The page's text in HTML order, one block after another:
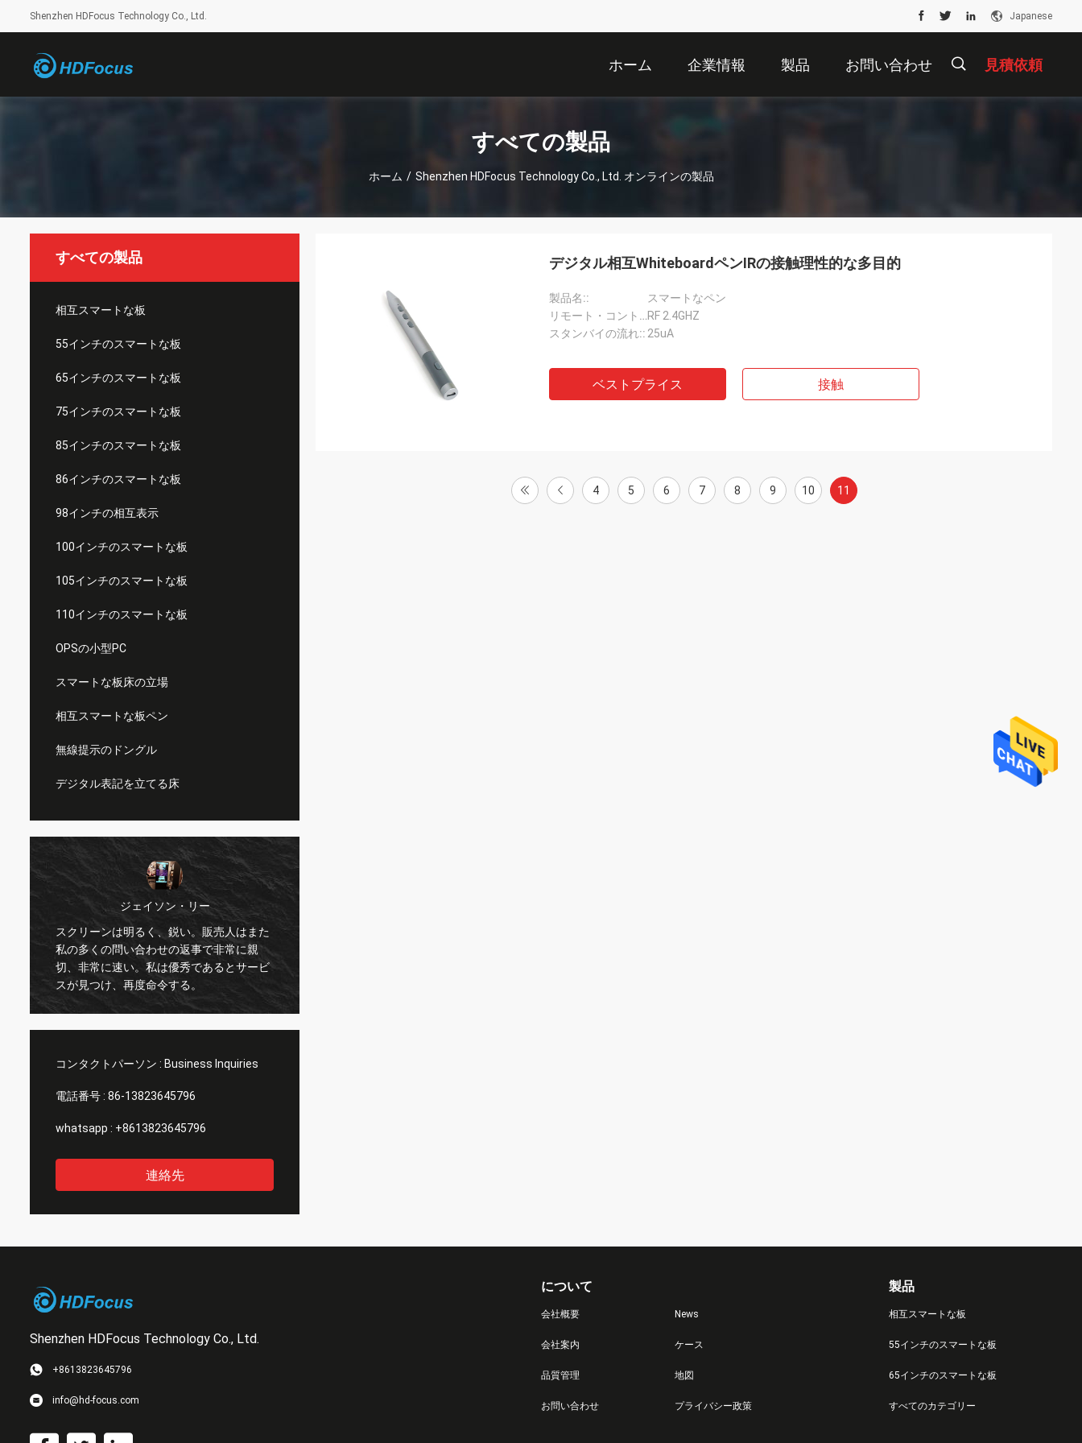
Shenzhen HDFocus Technology Co., Ltd. Japanese
ホーム 企業情報 製品 お問い合わせ 見積依頼
すべての製品
ホーム / Shenzhen HDFocus Technology Co., Ltd. オンラインの製品
すべての製品
相互スマートな板
55インチのスマートな板
65インチのスマートな板
75インチのスマートな板
85インチのスマートな板
86インチのスマートな板
98インチの相互表示
100インチのスマートな板
105インチのスマートな板
110インチのスマートな板
OPSの小型PC
スマートな板床の立場
相互スマートな板ペン
無線提示のドングル
デジタル表記を立てる床
ジェイソン・リー
スクリーンは明るく、鋭い。販売人はまた
私の多くの問い合わせの返事で非常に親
切、非常に速い。私は優秀であるとサービ
スが見つけ、再度命令する。
コンタクトパーソン : Business Inquiries
電話番号 : 86-13823645796
whatsapp : +8613823645796
連絡先
デジタル相互WhiteboardペンIRの接触理性的な多目的
製品名::
スマートなペン
リモート・コントロール技術::RF 2.4GHZ
スタンバイの流れ:: 25uA
ベストプライス 接触
4 5 6 7 8 9 10 11
Shenzhen HDFocus Technology Co., Ltd.
+8613823645796
info@hd-focus.com
について
会社概要
会社案内
品質管理
お問い合わせ
News
ケース
地図
プライバシー政策
製品
相互スマートな板
55インチのスマートな板
65インチのスマートな板
すべてのカテゴリー